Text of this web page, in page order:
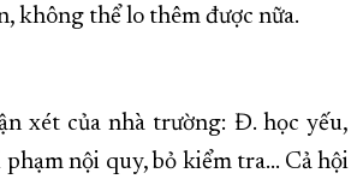
không thể lo thêm được nữa.
xét của nhà trường: Đ. học yếu,
nội quy, bỏ kiểm tra… Cả hội